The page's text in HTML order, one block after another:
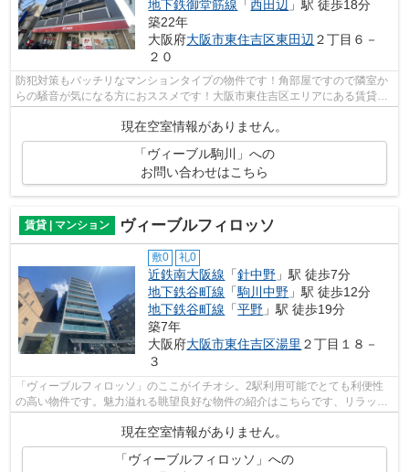
地下鉄御堂筋線 「西田辺 」駅 徒歩18分
築22年
大阪府大阪市東住吉区東田辺 ２丁目６－
２０
防犯対策もバッチリなマンションタイプの物件です！角部屋ですので隣室か
らの騒音が気になる方におススメです！大阪市東住吉区エリアにある賃貸情
現在空室情報がありません。
「ヴィーブル駒川」への
お問い合わせはこちら
賃貸 | マンション ヴィーブルフィロッソ
敷0 礼0
近鉄南大阪線 「針中野 」駅 徒歩7分
地下鉄谷町線 「駒川中野 」駅 徒歩12分
地下鉄谷町線 「平野 」駅 徒歩19分
築7年
大阪府大阪市東住吉区湯里 ２丁目１８－
３
「ヴィーブルフィロッソ」のここがイチオシ。2駅利用可能でとても利便性
の高い物件です。魅力溢れる眺望良好な物件の紹介はこちらです、リラック
現在空室情報がありません。
「ヴィーブルフィロッソ」への